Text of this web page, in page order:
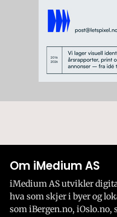
Om iMedium AS
iMedium AS utvikler
hva som skjer i byer og
som iBergen.no,